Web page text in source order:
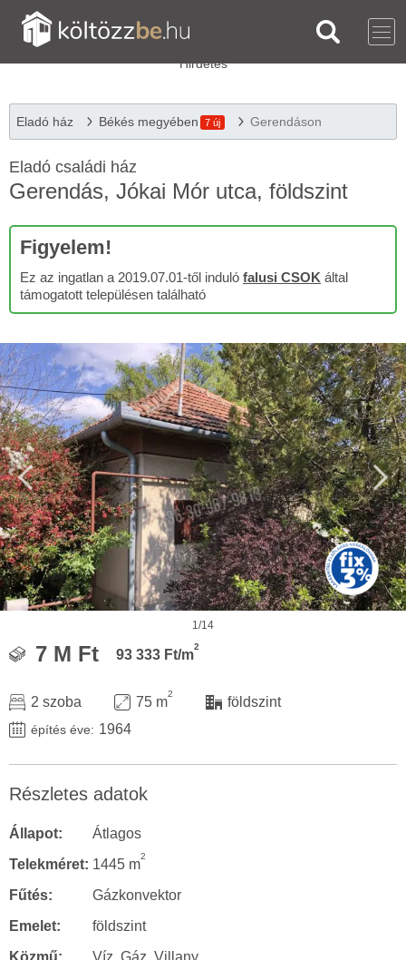
Eladó ház Békés megyében 7 új Gerendáson
Eladó családi ház
Gerendás, Jókai Mór utca, földszint
Figyelem!
Ez az ingatlan a 2019.07.01-től induló falusi CSOK által
támogatott településen található
1/14
7 M Ft 93 333 Ft/m
2
2 szoba 75 m
2
földszint
építés éve: 1964
Részletes adatok
Állapot:
Átlagos
Telekméret: 1445 m
2
Fűtés:
Gázkonvektor
Emelet:
földszint
Közmű:
Víz, Gáz, Villany